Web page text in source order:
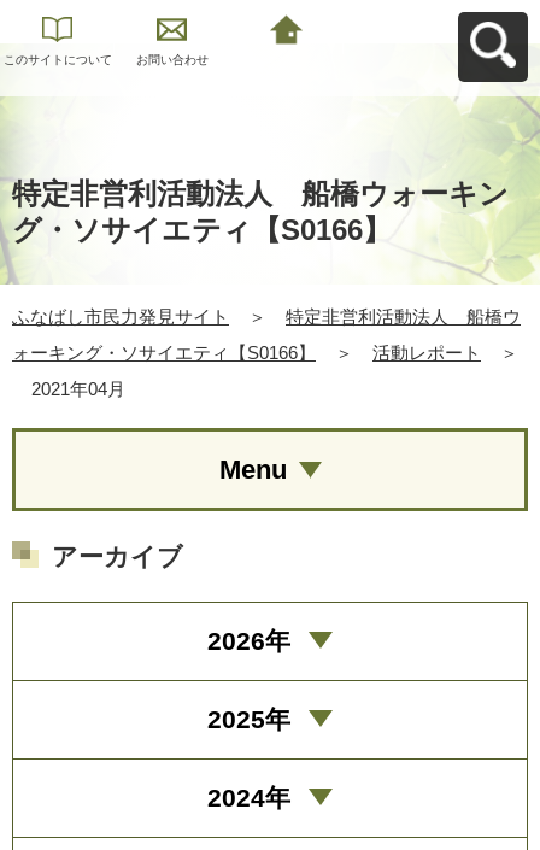
このサイトについて お問い合わせ
特定非営利活動法人 船橋ウォーキン
グ・ソサイエティ【S0166】
ふなばし市民力発見サイト ＞
特定非営利活動法人 船橋ウ
ォーキング・ソサイエティ【S0166】
＞ 活動レポート
＞
2021年04月
Menu
アーカイブ
2026年
2025年
2024年